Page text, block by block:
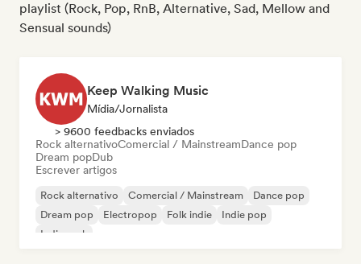
playlist (Rock, Pop, RnB, Alternative, Sad, Mellow and
Sensual sounds)
Keep Walking Music
Mídia/Jornalista
> 9600 feedbacks enviados
Rock alternativoComercial / MainstreamDance pop
Dream popDub
Escrever artigos
Rock alternativo Comercial / Mainstream
Dance pop
Dream pop
Electropop Folk indie
Indie pop
Indie rock